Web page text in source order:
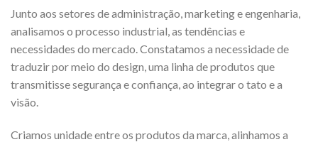
Junto aos setores de administração, marketing e engenharia,
analisamos o processo industrial, as tendências e
necessidades do mercado. Constatamos a necessidade de
traduzir por meio do design, uma linha de produtos que
transmitisse segurança e confiança, ao integrar o tato e a
visão.
Criamos unidade entre os produtos da marca, alinhamos a